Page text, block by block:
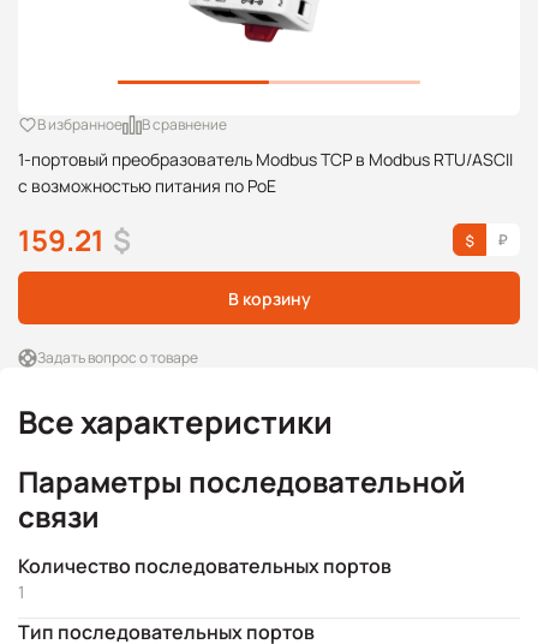
1-портовый преобразователь Modbus TCP в Modbus RTU/ASCII
с возможностью питания по PoE
В избранное В сравнение
159.21 $
В корзину
Задать вопрос о товаре
Все характеристики
Параметры последовательной
связи
Количество последовательных портов
1
Тип последовательных портов